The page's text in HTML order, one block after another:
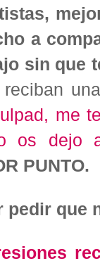
a
sin que
me
os dejo
PUNTO.
pedir que